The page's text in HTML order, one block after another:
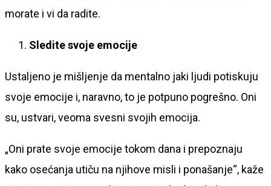
morate i vi da radite.
Sledite svoje emocije
Ustaljeno je mišljenje da mentalno jaki ljudi potiskuju
svoje emocije i, naravno, to je potpuno pogrešno. Oni
su, ustvari, veoma svesni svojih emocija.
„Oni prate svoje emocije tokom dana i prepoznaju
kako osećanja utiču na njihove misli i ponašanje“, kaže